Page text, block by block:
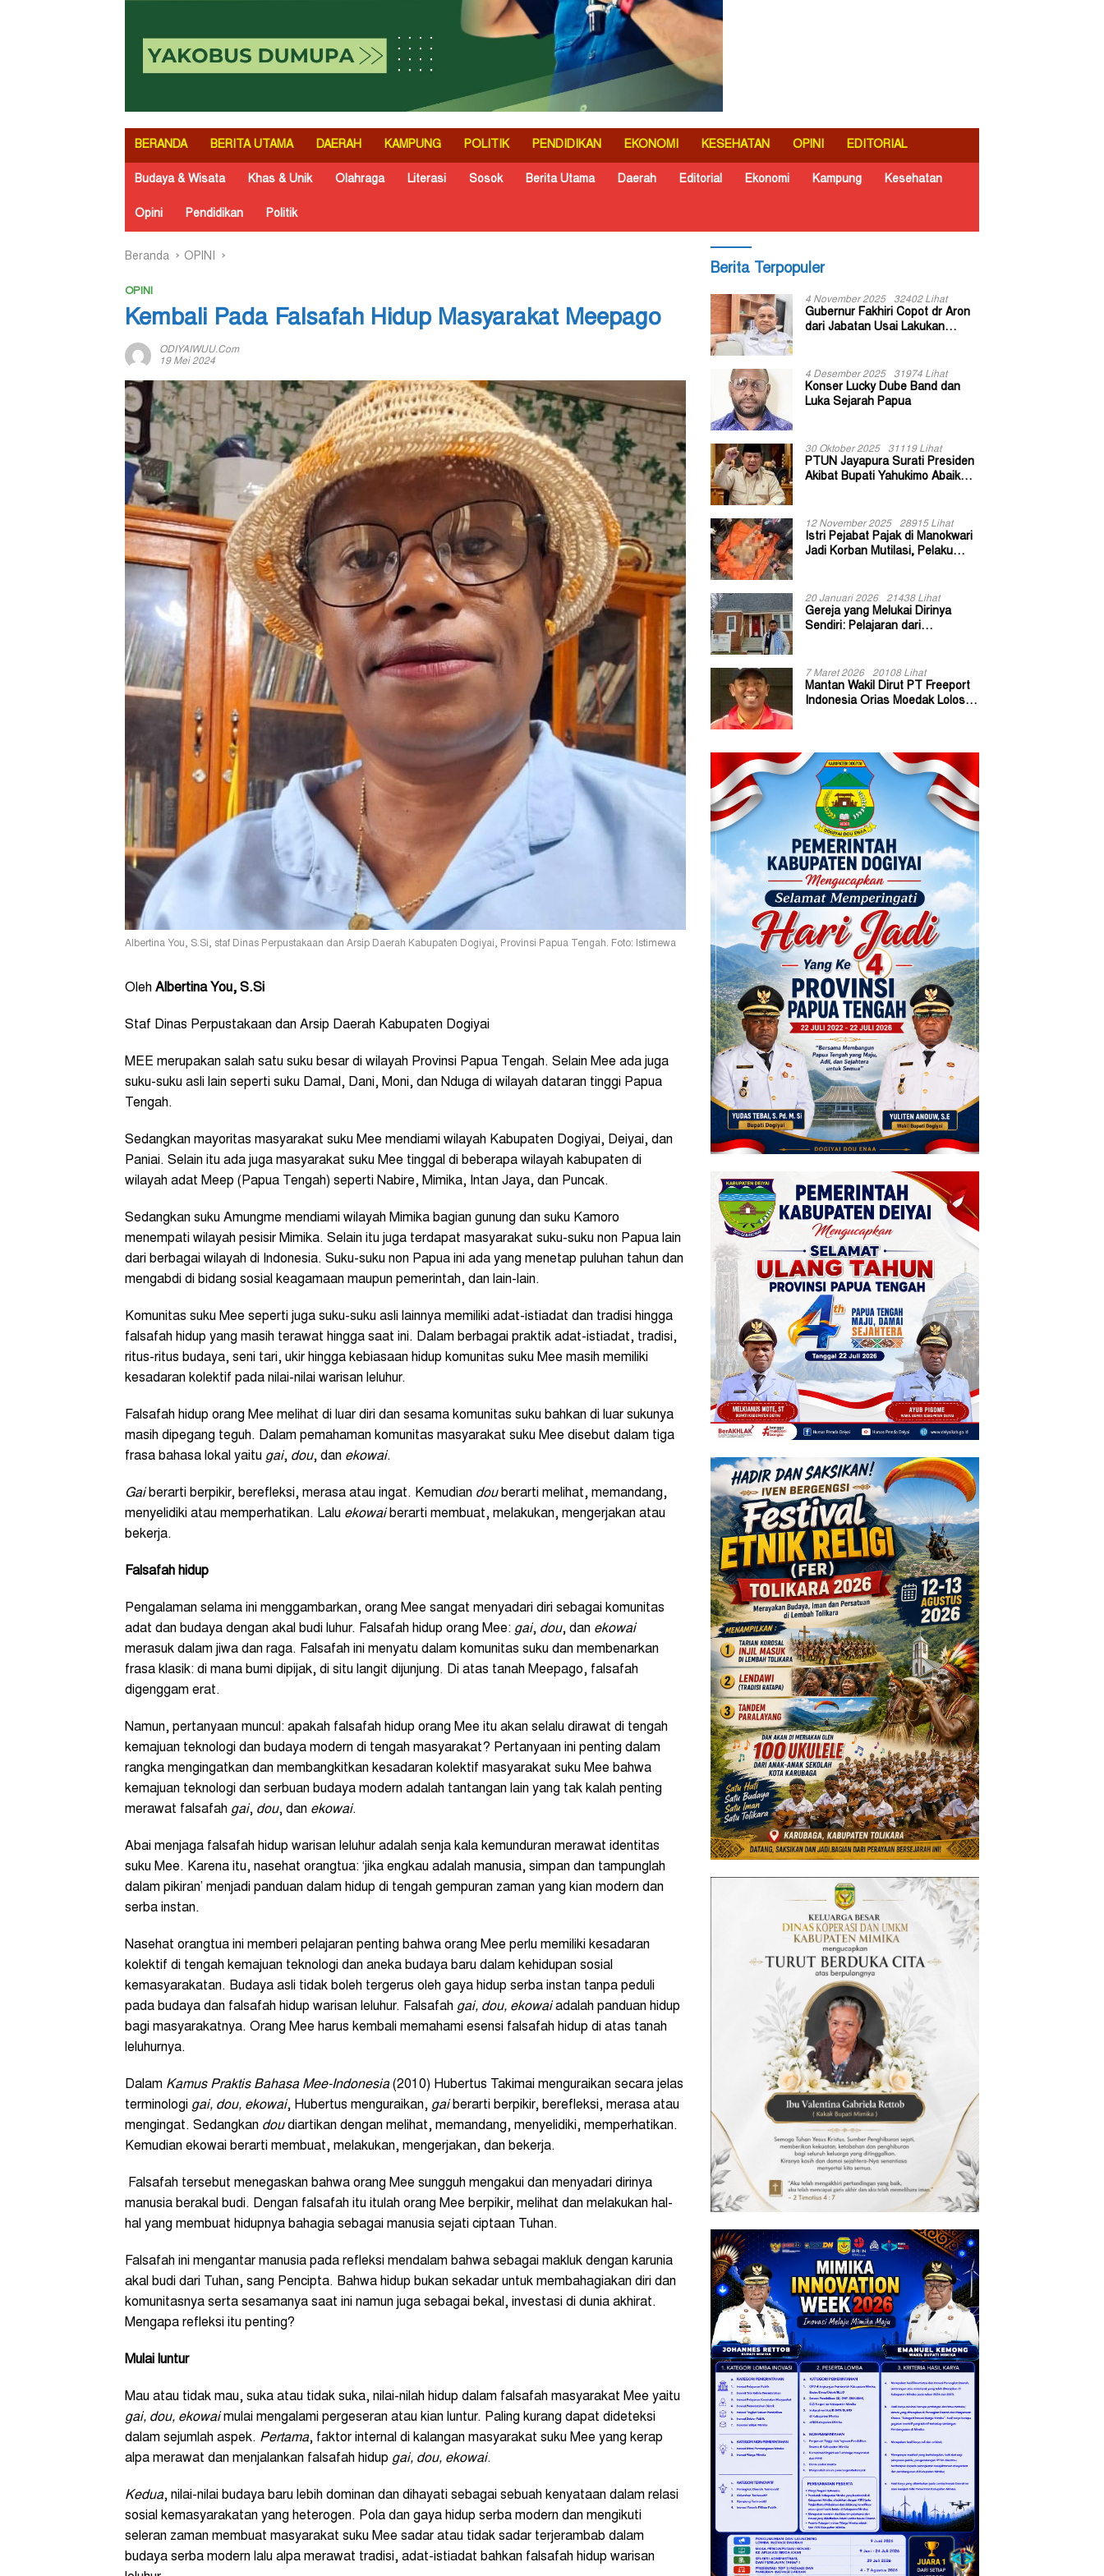
BERANDA BERITA UTAMA DAERAH KAMPUNG POLITIK PENDIDIKAN EKONOMI KESEHATAN OPINI EDITORIAL
Budaya & Wisata Khas & Unik Olahraga Literasi Sosok Berita Utama Daerah Editorial Ekonomi Kampung Kesehatan
Opini Pendidikan Politik
Beranda OPINI
OPINI
Kembali Pada Falsafah Hidup Masyarakat Meepago
ODIYAIWUU.com
19 Mei 2024
Albertina You, S.Si, staf Dinas Perpustakaan dan Arsip Daerah Kabupaten Dogiyai, Provinsi Papua Tengah. Foto: Istimewa
Oleh Albertina You, S.Si
Staf Dinas Perpustakaan dan Arsip Daerah Kabupaten Dogiyai
MEE merupakan salah satu suku besar di wilayah Provinsi Papua Tengah. Selain Mee ada juga
suku-suku asli lain seperti suku Damal, Dani, Moni, dan Nduga di wilayah dataran tinggi Papua
Tengah.
Sedangkan mayoritas masyarakat suku Mee mendiami wilayah Kabupaten Dogiyai, Deiyai, dan
Paniai. Selain itu ada juga masyarakat suku Mee tinggal di beberapa wilayah kabupaten di
wilayah adat Meep (Papua Tengah) seperti Nabire, Mimika, Intan Jaya, dan Puncak.
Sedangkan suku Amungme mendiami wilayah Mimika bagian gunung dan suku Kamoro
menempati wilayah pesisir Mimika. Selain itu juga terdapat masyarakat suku-suku non Papua lain
dari berbagai wilayah di Indonesia. Suku-suku non Papua ini ada yang menetap puluhan tahun dan
mengabdi di bidang sosial keagamaan maupun pemerintah, dan lain-lain.
Komunitas suku Mee seperti juga suku-suku asli lainnya memiliki adat-istiadat dan tradisi hingga
falsafah hidup yang masih terawat hingga saat ini. Dalam berbagai praktik adat-istiadat, tradisi,
ritus-ritus budaya, seni tari, ukir hingga kebiasaan hidup komunitas suku Mee masih memiliki
kesadaran kolektif pada nilai-nilai warisan leluhur.
Falsafah hidup orang Mee melihat di luar diri dan sesama komunitas suku bahkan di luar sukunya
masih dipegang teguh. Dalam pemahaman komunitas masyarakat suku Mee disebut dalam tiga
frasa bahasa lokal yaitu gai, dou, dan ekowai.
Gaiberarti berpikir, berefleksi, merasa atau ingat. Kemudian douberarti melihat, memandang,
menyelidiki atau memperhatikan. Lalu ekowaiberarti membuat, melakukan, mengerjakan atau
bekerja.
Falsafah hidup
Pengalaman selama ini menggambarkan, orang Mee sangat menyadari diri sebagai komunitas
adat dan budaya dengan akal budi luhur. Falsafah hidup orang Mee: gai, dou, dan ekowai
merasuk dalam jiwa dan raga. Falsafah ini menyatu dalam komunitas suku dan membenarkan
frasa klasik: di mana bumi dipijak, di situ langit dijunjung. Di atas tanah Meepago, falsafah
digenggam erat.
Namun, pertanyaan muncul: apakah falsafah hidup orang Mee itu akan selalu dirawat di tengah
kemajuan teknologi dan budaya modern di tengah masyarakat? Pertanyaan ini penting dalam
rangka mengingatkan dan membangkitkan kesadaran kolektif masyarakat suku Mee bahwa
kemajuan teknologi dan serbuan budaya modern adalah tantangan lain yang tak kalah penting
merawat falsafah gai, dou, dan ekowai.
Abai menjaga falsafah hidup warisan leluhur adalah senja kala kemunduran merawat identitas
suku Mee. Karena itu, nasehat orangtua: ‘jika engkau adalah manusia, simpan dan tampunglah
dalam pikiran’ menjadi panduan dalam hidup di tengah gempuran zaman yang kian modern dan
serba instan.
Nasehat orangtua ini memberi pelajaran penting bahwa orang Mee perlu memiliki kesadaran
kolektif di tengah kemajuan teknologi dan aneka budaya baru dalam kehidupan sosial
kemasyarakatan. Budaya asli tidak boleh tergerus oleh gaya hidup serba instan tanpa peduli
pada budaya dan falsafah hidup warisan leluhur. Falsafah gai, dou, ekowaiadalah panduan hidup
bagi masyarakatnya. Orang Mee harus kembali memahami esensi falsafah hidup di atas tanah
leluhurnya.
Dalam Kamus Praktis Bahasa Mee-Indonesia(2010) Hubertus Takimai menguraikan secara jelas
terminologi gai, dou, ekowai, Hubertus menguraikan, gaiberarti berpikir, berefleksi, merasa atau
mengingat. Sedangkan doudiartikan dengan melihat, memandang, menyelidiki, memperhatikan.
Kemudian ekowai berarti membuat, melakukan, mengerjakan, dan bekerja.
Falsafah tersebut menegaskan bahwa orang Mee sungguh mengakui dan menyadari dirinya
manusia berakal budi. Dengan falsafah itu itulah orang Mee berpikir, melihat dan melakukan hal-
hal yang membuat hidupnya bahagia sebagai manusia sejati ciptaan Tuhan.
Falsafah ini mengantar manusia pada refleksi mendalam bahwa sebagai makluk dengan karunia
akal budi dari Tuhan, sang Pencipta. Bahwa hidup bukan sekadar untuk membahagiakan diri dan
komunitasnya serta sesamanya saat ini namun juga sebagai bekal, investasi di dunia akhirat.
Mengapa refleksi itu penting?
Mulai luntur
Mau atau tidak mau, suka atau tidak suka, nilai-nilah hidup dalam falsafah masyarakat Mee yaitu
gai, dou, ekowaimulai mengalami pergeseran atau kian luntur. Paling kurang dapat dideteksi
dalam sejumlah aspek. Pertama, faktor internal di kalangan masyarakat suku Mee yang kerap
alpa merawat dan menjalankan falsafah hidup gai, dou, ekowai.
Kedua, nilai-nilai budaya baru lebih dominan dan dihayati sebagai sebuah kenyataan dalam relasi
sosial kemasyarakatan yang heterogen. Pola dan gaya hidup serba modern dan mengikuti
seleran zaman membuat masyarakat suku Mee sadar atau tidak sadar terjerambab dalam
budaya serba modern lalu alpa merawat tradisi, adat-istiadat bahkan falsafah hidup warisan
Berita Terpopuler
4 November 2025 32402 Lihat
Gubernur Fakhiri Copot dr Aron
dari Jabatan Usai Lakukan
4 Desember 2025 31974 Lihat
Konser Lucky Dube Band dan
Luka Sejarah Papua
30 Oktober 2025 31119 Lihat
PTUN Jayapura Surati Presiden
Akibat Bupati Yahukimo Abaikan
12 November 2025 28915 Lihat
Istri Pejabat Pajak di Manokwari
Jadi Korban Mutilasi, Pelaku
20 Januari 2026 21438 Lihat
Gereja yang Melukai Dirinya
Sendiri: Pelajaran dari
7 Maret 2026 20108 Lihat
Mantan Wakil Dirut PT Freeport
Indonesia Orias Moedak Lolos